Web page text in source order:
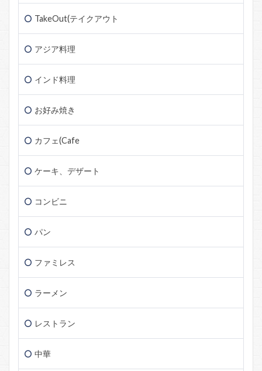
TakeOut(テイクアウト
アジア料理
インド料理
お好み焼き
カフェ(Cafe
ケーキ、デザート
コンビニ
パン
ファミレス
ラーメン
レストラン
中華